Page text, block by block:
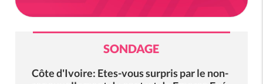
SONDAGE
Côte d'Ivoire: Etes-vous surpris par le non-